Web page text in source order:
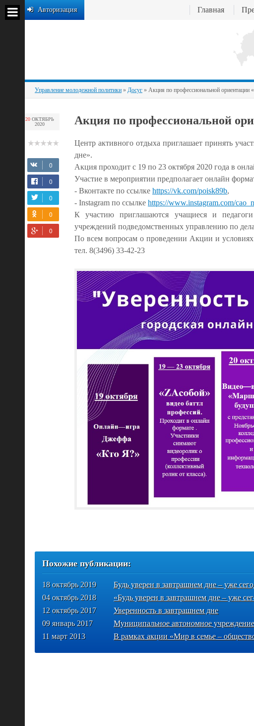
Авторизация Главная
Управление молодежной политики » Досуг » Акция по профессиональной ориентации
20 ОКТЯБРЬ
2020
Акция по профессиональной
Центр активного отдыха приглашает принять
дне».
Акция проходит с 19 по 23 октября 2020 года в
Участие в мероприятии предполагает онлайн
- Вконтакте по ссылке https://vk.com/poisk89b,
- Instagram по ссылке https://www.instagram.com/
К участию приглашаются учащиеся и
учреждений подведомственных управлению по
По всем вопросам о проведении Акции и
тел. 8(3496) 33-42-23
Похожие публикации:
18 октябрь 2019
Будь уверен в завтрашнем дне – уже
04 октябрь 2018
«Будь уверен в завтрашнем дне – уже
12 октябрь 2017
Уверенность в завтрашнем дне
09 январь 2017
Муниципальное автономное
11 март 2013
В рамках акции «Мир в семье –